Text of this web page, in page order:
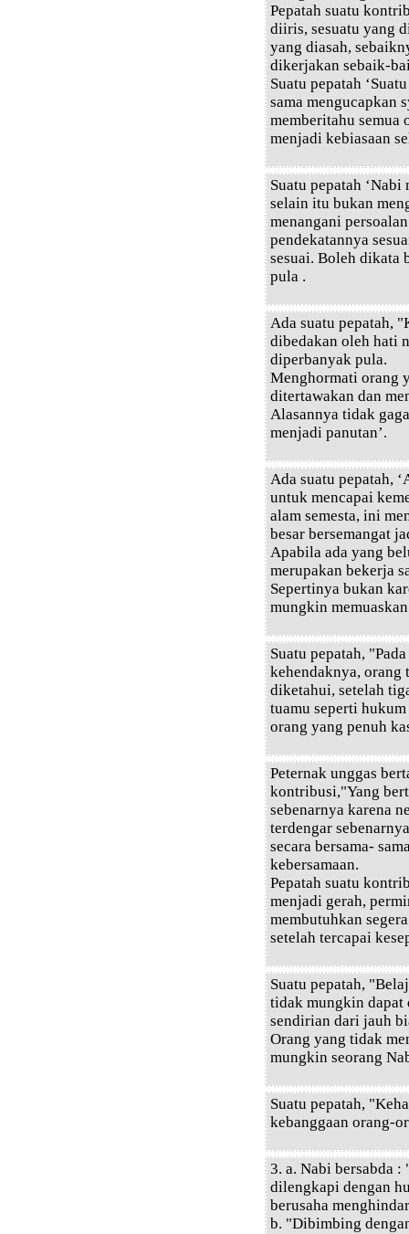
Pepatah suatu
diiris, sesuatu yang
yang diasah,
dikerjakan sebaik-
Suatu pepatah
sama mengucapkan
memberitahu semua
menjadi kebiasaan
Suatu pepatah
selain itu bukan
menangani
pendekatannya
sesuai. Boleh dikata
pula .
Ada suatu pepatah,
dibedakan oleh hati
diperbanyak pula.
Menghormati orang
ditertawakan dan
Alasannya tidak
menjadi panutan’.
Ada suatu pepatah,
untuk mencapai
alam semesta, ini
besar bersemangat
Apabila ada yang
merupakan bekerja
Sepertinya bukan
mungkin
Suatu pepatah,
kehendaknya, orang
diketahui, setelah
tuamu seperti
orang yang penuh
Peternak unggas
kontribusi,"Yang
sebenarnya karena
terdengar
secara bersama-
kebersamaan.
Pepatah suatu
menjadi gerah,
membutuhkan
setelah tercapai
Suatu pepatah,
tidak mungkin dapat
sendirian dari jauh
Orang yang tidak
mungkin seorang
Suatu pepatah,
kebanggaan orang-
3. a. Nabi bersabda
dilengkapi dengan
berusaha
b. "Dibimbing